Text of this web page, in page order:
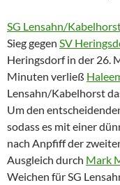
SG Lensahn/
Sieg gegen SV
Heringsdorf in der 26.
Minuten verließ
Lensahn/Kabelhorst
Um den
sodass es mit einer
nach Anpfiff der
Ausgleich durch Mark
Weichen für SG